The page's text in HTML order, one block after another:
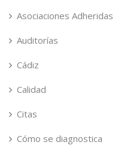
Asociaciones Adheridas
Auditorías
Cádiz
Calidad
Citas
Cómo se diagnostica